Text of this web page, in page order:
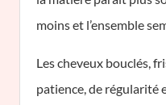
moins et l’ensemble
Les cheveux bouclés,
patience, de régularité